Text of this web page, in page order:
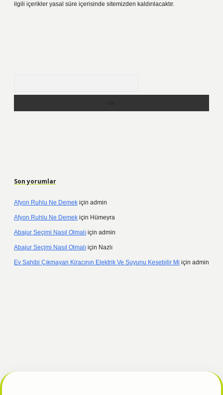
ilgili içerikler yasal süre içerisinde sitemizden kaldırılacaktır.
Son yorumlar
Afyon Ruhlu Ne Demek için admin
Afyon Ruhlu Ne Demek için Hümeyra
Abajur Seçimi Nasıl Olmalı için admin
Abajur Seçimi Nasıl Olmalı için Nazlı
Ev Sahibi Çıkmayan Kiracının Elektrik Ve Suyunu Kesebilir Mi için admin
giriş